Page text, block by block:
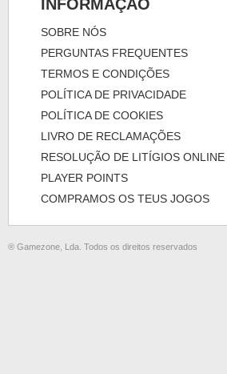
INFORMAÇÃO
SOBRE NÓS
PERGUNTAS FREQUENTES
TERMOS E CONDIÇÕES
POLÍTICA DE PRIVACIDADE
POLÍTICA DE COOKIES
LIVRO DE RECLAMAÇÕES
RESOLUÇÃO DE LITÍGIOS ONLINE
PLAYER POINTS
COMPRAMOS OS TEUS JOGOS
® Gamezone, Lda. Todos os direitos reservados